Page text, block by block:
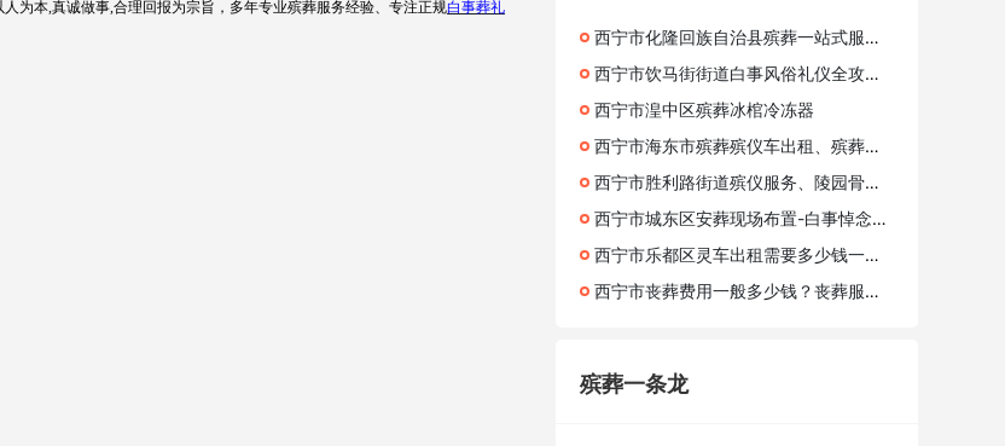
人为本 ,真诚做事,合理回报为宗旨，多年专业殡葬服务经验、专注正规白事葬礼
西宁市化隆回族自治县殡葬一站式服务商挑选技巧 殡葬综合全套收费明细
西宁市饮马街街道白事风俗礼仪全攻略，头七祭祀清明扫墓与代客祭扫
西宁市湟中区殡葬冰棺冷冻器
西宁市海东市殡葬殡仪车出租、殡葬殡仪车运输灵车护送接运
西宁市胜利路街道殡仪服务、陵园骨灰存放处
西宁市城东区安葬现场布置-白事悼念会策划、24小时服务
西宁市乐都区灵车出租需要多少钱一公里？寿衣定制电话、骨灰盒价格
西宁市丧葬费用一般多少钱？丧葬服务、陵园价格
殡葬一条龙